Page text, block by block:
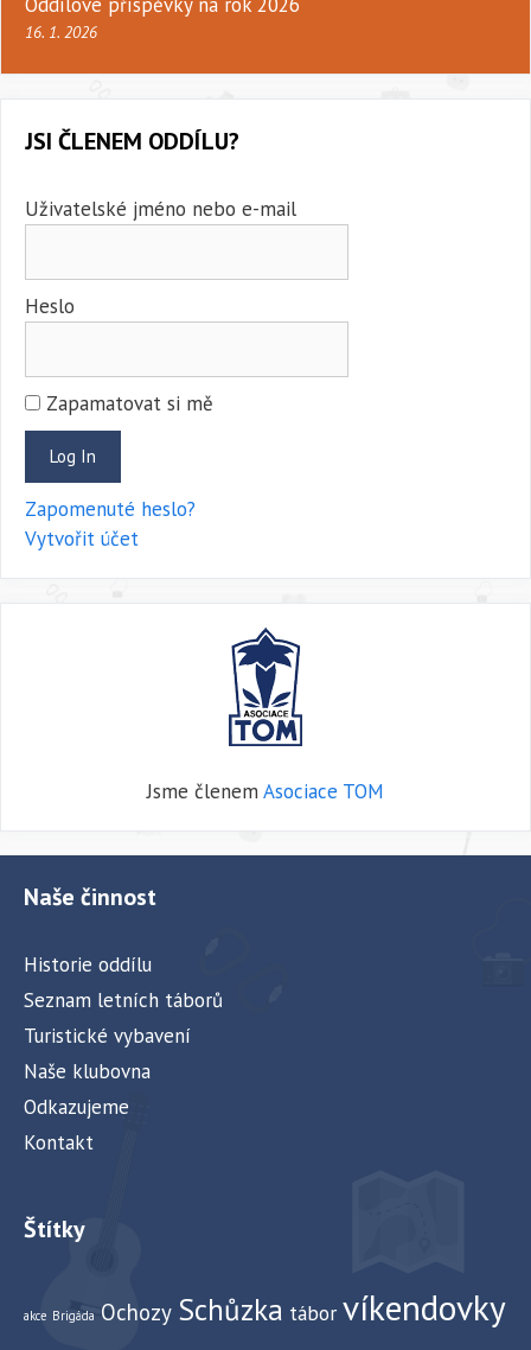
16. 1. 2026
JSI ČLENEM ODDÍLU?
Uživatelské jméno nebo e-mail
Heslo
Zapamatovat si mě
Zapomenuté heslo?
Vytvořit účet
Jsme členem Asociace TOM
Naše činnost
Historie oddílu
Seznam letních táborů
Turistické vybavení
Naše klubovna
Odkazujeme
Kontakt
Štítky
akce Brigáda Ochozy Schůzka tábor víkendovky